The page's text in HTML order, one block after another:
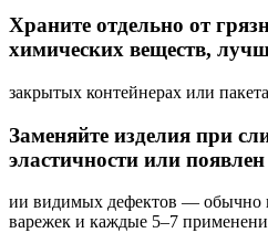
Храните отдельно от
химических веществ,
закрытых контейнерах или
Заменяйте изделия при
эластичности или появлен
ии видимых дефектов — обычно
варежек и каждые 5–7